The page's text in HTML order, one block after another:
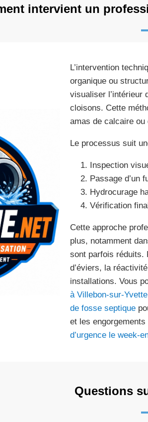
intervient un
L’intervention
organique ou
visualiser l’intérieur
cloisons. Cette
amas de calcaire ou
Le processus suit
Inspection
Passage d’un
Hydrocurage
Vérification
Cette approche
plus, notamment
sont parfois réduits.
d’éviers, la
installations. Vous
à Villebon-sur-Yvette
de fosse septique
et les
d’urgence le week-
Questions